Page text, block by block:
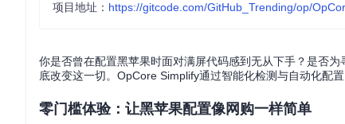
项目地址： https://gitcode.com/GitHub_Trending/op/
你是否曾在配置黑苹果时面对满屏代码感到无从下手？是否
底改变这一切。OpCore Simplify通过智能化检测与自动化配
零门槛体验：让黑苹果配置像网购一样简单